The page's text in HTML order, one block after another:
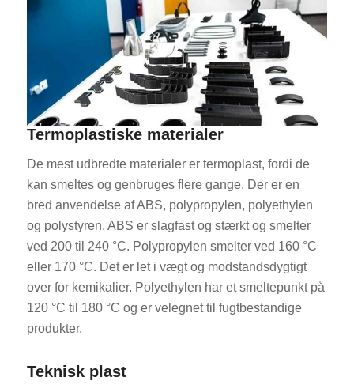
Termoplastiske materialer
De mest udbredte materialer er termoplast, fordi de
kan smeltes og genbruges flere gange. Der er en
bred anvendelse af ABS, polypropylen, polyethylen
og polystyren. ABS er slagfast og stærkt og smelter
ved 200 til 240 °C. Polypropylen smelter ved 160 °C
eller 170 °C. Det er let i vægt og modstandsdygtigt
over for kemikalier. Polyethylen har et smeltepunkt på
120 °C til 180 °C og er velegnet til fugtbestandige
produkter.
Teknisk plast